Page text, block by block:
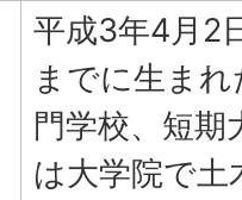
平成3年4月2
までに生ま
門学校、短期
は大学院で土